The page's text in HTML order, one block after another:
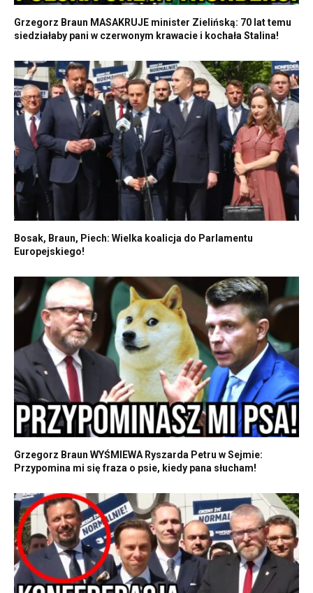
Grzegorz Braun MASAKRUJE minister Zielińską: 70 lat temu
siedziałaby pani w czerwonym krawacie i kochała Stalina!
Bosak, Braun, Piech: Wielka koalicja do Parlamentu
Europejskiego!
Grzegorz Braun WYŚMIEWA Ryszarda Petru w Sejmie:
Przypomina mi się fraza o psie, kiedy pana słucham!